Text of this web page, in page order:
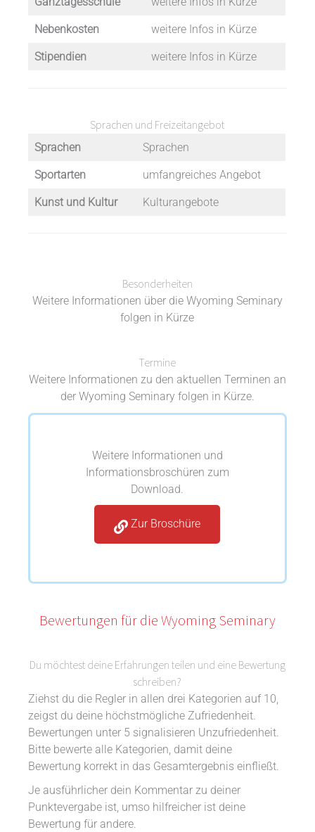
Nebenkosten weitere Infos in Kürze
Stipendien weitere Infos in Kürze
Sprachen und Freizeitangebot
Sprachen Sprachen
Sportarten umfangreiches Angebot
Kunst und Kultur Kulturangebote
Besonderheiten
Weitere Informationen über die Wyoming Seminary
folgen in Kürze
Termine
Weitere Informationen zu den aktuellen Terminen an
der Wyoming Seminary folgen in Kürze.
Weitere Informationen und
Informationsbroschüren zum
Download.
Zur Broschüre
Bewertungen für die Wyoming Seminary
Du möchtest deine Erfahrungen teilen und eine Bewertung
schreiben?
Ziehst du die Regler in allen drei Kategorien auf 10,
zeigst du deine höchstmögliche Zufriedenheit.
Bewertungen unter 5 signalisieren Unzufriedenheit.
Bitte bewerte alle Kategorien, damit deine
Bewertung korrekt in das Gesamtergebnis einfließt.
Je ausführlicher dein Kommentar zu deiner
Punktevergabe ist, umso hilfreicher ist deine
Bewertung für andere.